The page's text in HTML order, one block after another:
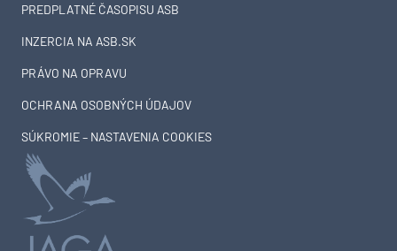
PREDPLATNÉ ČASOPISU ASB
INZERCIA NA ASB.SK
PRÁVO NA OPRAVU
OCHRANA OSOBNÝCH ÚDAJOV
SÚKROMIE – NASTAVENIA COOKIES